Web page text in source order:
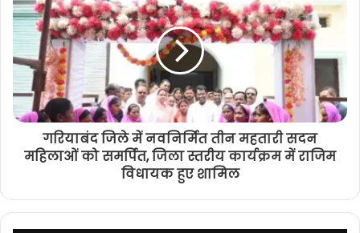
गरियाबंद जिले में नवनिर्मित तीन महतारी सदन
महिलाओं को समर्पित, जिला स्तरीय कार्यक्रम में राजिम
विधायक हुए शामिल